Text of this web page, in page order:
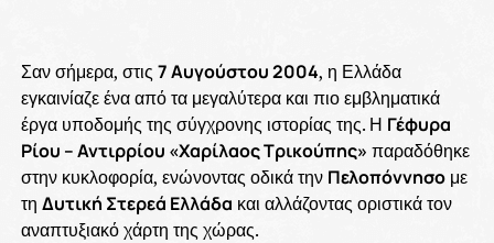
Σαν σήμερα, στις 7 Αυγούστου 2004, η Ελλάδα
εγκαινίαζε ένα από τα μεγαλύτερα και πιο εμβληματικά
έργα υποδομής της σύγχρονης ιστορίας της. Η Γέφυρα
Ρίου – Αντιρρίου «Χαρίλαος Τρικούπης» παραδόθηκε
στην κυκλοφορία, ενώνοντας οδικά την Πελοπόννησομε
τη Δυτική Στερεά Ελλάδα και αλλάζοντας οριστικά τον
αναπτυξιακό χάρτη της χώρας.